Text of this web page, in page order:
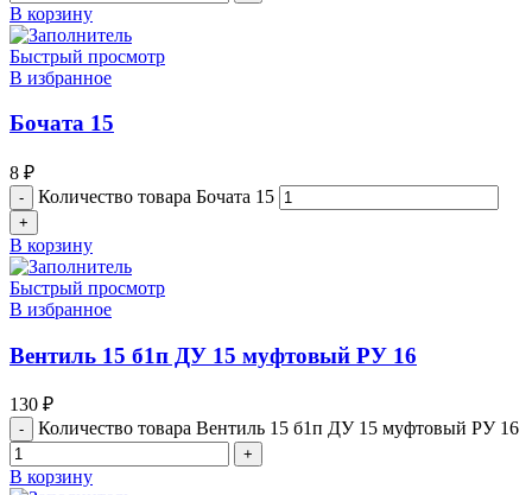
В корзину
Быстрый просмотр
В избранное
Бочата 15
8 ₽
Количество товара Бочата 15
В корзину
Быстрый просмотр
В избранное
Вентиль 15 б1п ДУ 15 муфтовый РУ 16
130 ₽
Количество товара Вентиль 15 б1п ДУ 15 муфтовый РУ 16
В корзину